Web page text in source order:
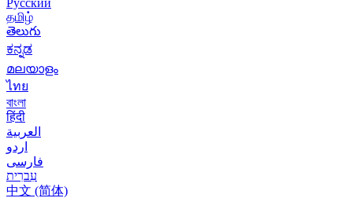
தமிழ்
తెలుగు
ಕನ್ನಡ
മലയാളം
ไทย
বাংলা
हिंदी
العربية
اردو
فارسی
עִברִית
中文 (简体)